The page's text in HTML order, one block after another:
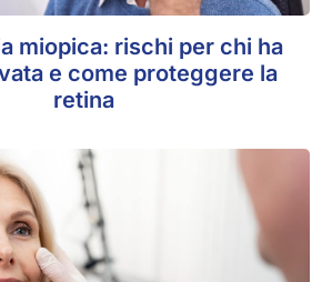
miopica: rischi per chi ha
e come proteggere la
retina